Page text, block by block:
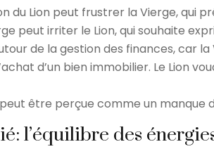
du Lion peut frustrer la Vierge, qui
peut irriter le Lion, qui souhaite
de la gestion des finances, car
d’un bien immobilier. Le Lion
être perçue comme un manque
l’équilibre des